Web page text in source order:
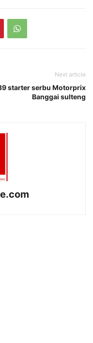
Next article
starter serbu Motorprix
Banggai sulteng